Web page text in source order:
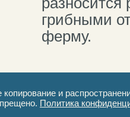
грибными
ферму.
и
Политика